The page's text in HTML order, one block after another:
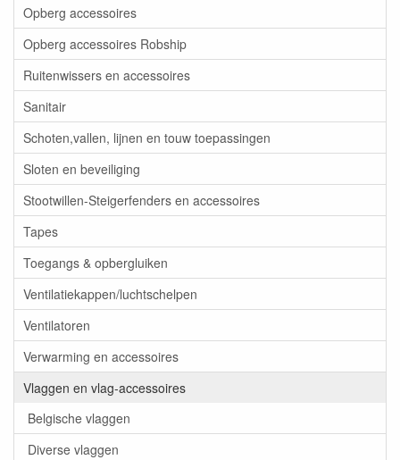
Opberg accessoires
Opberg accessoires Robship
Ruitenwissers en accessoires
Sanitair
Schoten,vallen, lijnen en touw toepassingen
Sloten en beveiliging
Stootwillen-Steigerfenders en accessoires
Tapes
Toegangs & opbergluiken
Ventilatiekappen/luchtschelpen
Ventilatoren
Verwarming en accessoires
Vlaggen en vlag-accessoires
Belgische vlaggen
Diverse vlaggen